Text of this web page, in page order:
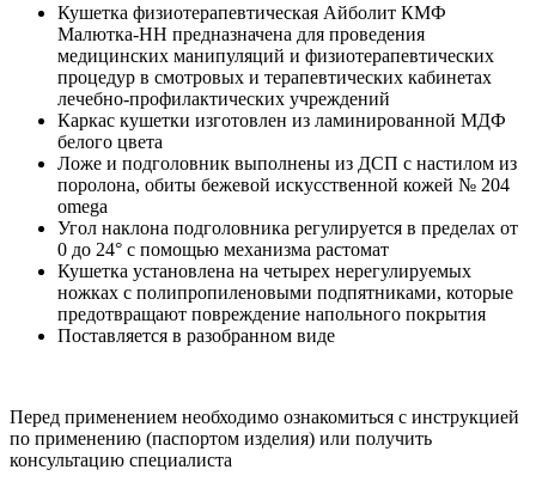
Кушетка физиотерапевтическая Айболит КМФ
Малютка-НН предназначена для проведения
медицинских манипуляций и физиотерапевтических
процедур в смотровых и терапевтических кабинетах
лечебно‑профилактических учреждений
Каркас кушетки изготовлен из ламинированной МДФ
белого цвета
Ложе и подголовник выполнены из ДСП с настилом из
поролона, обиты бежевой искусственной кожей № 204
omega
Угол наклона подголовника регулируется в пределах от
0 до 24° с помощью механизма растомат
Кушетка установлена на четырех нерегулируемых
ножках с полипропиленовыми подпятниками, которые
предотвращают повреждение напольного покрытия
Поставляется в разобранном виде
Перед применением необходимо ознакомиться с инструкцией
по применению (паспортом изделия) или получить
консультацию специалиста